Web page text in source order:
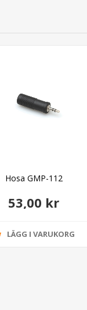
Hosa GMP-112
53,00 kr
LÄGG I VARUKORG